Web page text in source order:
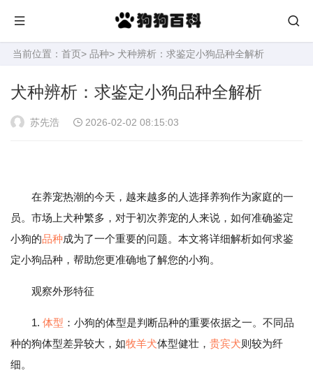
当前位置： 首页> 品种> 犬种辨析：求鉴定小狗品种全解析
犬种辨析：求鉴定小狗品种全解析
苏先浩 2026-02-02 08:15:03
在养宠热潮的今天，越来越多的人选择养狗作为家庭的一
员。市场上犬种繁多，对于初次养宠的人来说，如何准确鉴定
小狗的品种成为了一个重要的问题。本文将详细解析如何求鉴
定小狗品种，帮助您更准确地了解您的小狗。
观察外形特征
1. 体型 ：小狗的体型是判断品种的重要依据之一。不同品
种的狗体型差异较大，如牧羊犬体型健壮， 贵宾犬则较为纤
细。